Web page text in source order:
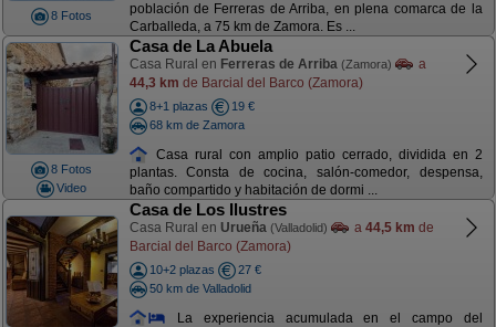
8 Fotos
población de Ferreras de Arriba, en plena comarca de la
Carballeda, a 75 km de Zamora. Es ...
8 Fotos
Video
Casa de La Abuela
Casa Rural en Ferreras de Arriba (Zamora)
a
44,3 km de Barcial del Barco (Zamora)
8+1 plazas
19 €
68 km de Zamora
Casa rural con amplio patio cerrado, dividida en 2
plantas. Consta de cocina, salón-comedor, despensa,
baño compartido y habitación de dormi ...
Casa de Los Ilustres
Casa Rural en Urueña (Valladolid) a 44,5 km de
Barcial del Barco (Zamora)
10+2 plazas
27 €
50 km de Valladolid
La experiencia acumulada en el campo del